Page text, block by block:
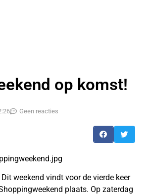
op komst!
Geen reacties
weekend vindt voor de vierde keer
plaats. Op zaterdag